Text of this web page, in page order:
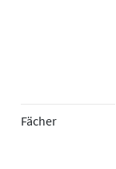
Fächer